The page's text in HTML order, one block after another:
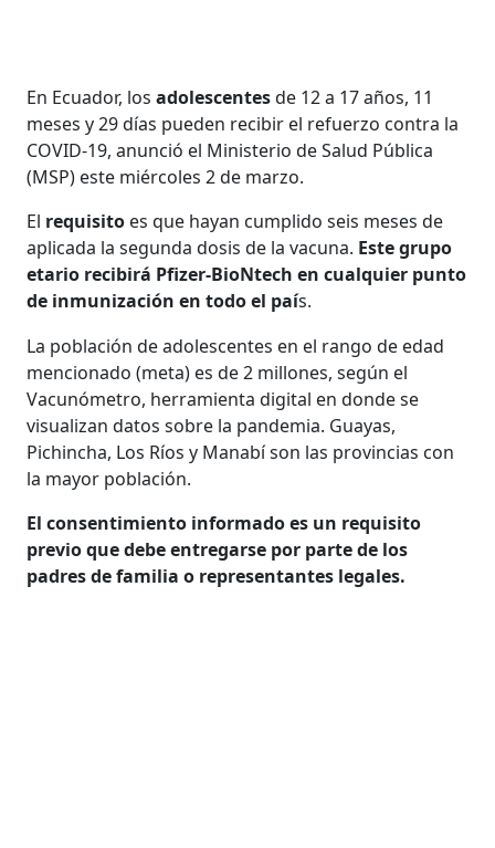
En Ecuador, losadolescentesde 12 a 17 años, 11
meses y 29 días pueden recibir el refuerzo contra la
COVID-19, anunció el Ministerio de Salud Pública
(MSP) este miércoles 2 de marzo.
El requisito es que hayan cumplido seis meses de
aplicada la segunda dosis de la vacuna. Este grupo
etario recibirá Pfizer-BioNtech en cualquier punto
de inmunización en todo el país.
La población de adolescentes en el rango de edad
mencionado (meta) es de 2 millones, según el
Vacunómetro, herramienta digital en donde se
visualizan datos sobre la pandemia. Guayas,
Pichincha, Los Ríos y Manabí son las provincias con
la mayor población.
El consentimiento informado es un requisito
previo que debe entregarse por parte de los
padres de familia o representantes legales.